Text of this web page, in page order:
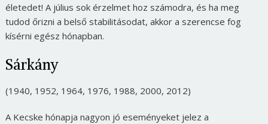
életedet! A július sok érzelmet hoz számodra, és ha meg
tudod őrizni a belső stabilitásodat, akkor a szerencse fog
kísérni egész hónapban.
Sárkány
(1940, 1952, 1964, 1976, 1988, 2000, 2012)
A Kecske hónapja nagyon jó eseményeket jelez a